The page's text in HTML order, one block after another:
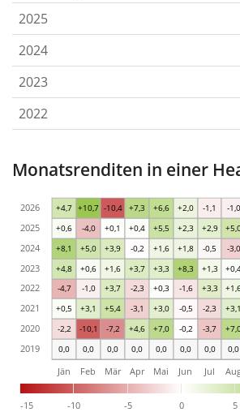
2025
2024
2023
2022
Monatsrenditen in einer
0,0 0,0 0,0 0,0 0,0 0,0 0,0 0,0
-2,2 -10,1 -7,2 +4,6 +7,0 -0,2 -3,7
+0,5 +3,1 +5,4 -3,1 +3,0 -0,5 -2,3 +3,1
-4,7 -1,0 +3,7 -2,3 +0,3 -1,6 +3,3
+4,8 +0,6 +1,6 +3,7 +3,3 +8,3 +1,3
+8,1 +5,0 +3,9 -0,2 +1,6 +1,8 -0,5 -3,0
+0,6 -4,0 +0,1 +0,4 +5,5 +2,3 +2,9
+4,7 +10,7 -10,4 +7,3 +6,6 +2,0 -1,1 -1,0
-15 -10 -5 0 5
Jän Feb Mär Apr Mai Jun Jul
2019
2020
2021
2022
2023
2024
2025
2026